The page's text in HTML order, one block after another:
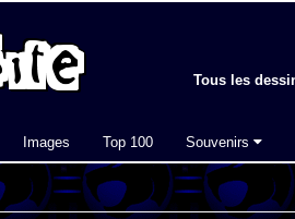
Tous les
Images Top 100 Souvenirs